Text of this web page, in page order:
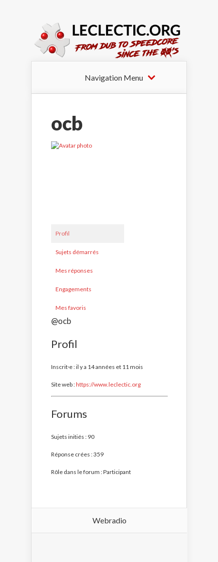
Navigation Menu
ocb
Profil
Sujets démarrés
Mes réponses
Engagements
Mes favoris
@ocb
Profil
Inscrit·e : il y a 14 années et 11 mois
Site web :https://www.leclectic.org
Forums
Sujets initiés : 90
Réponse crées : 359
Rôle dans le forum : Participant
Webradio